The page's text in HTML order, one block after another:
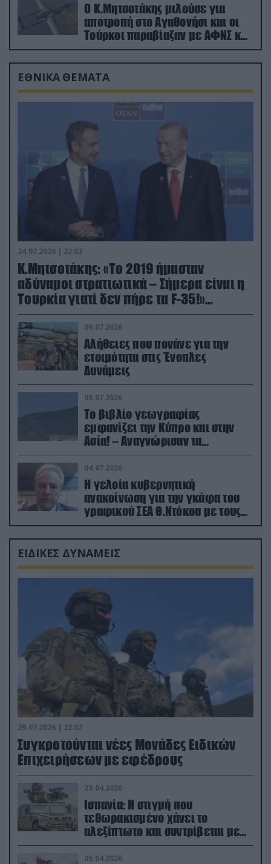
Ο Κ.Μητσοτάκης μιλούσε για
αποτροπή στο Αγαθονήσι και οι
Τούρκοι παραβίαζαν με ΑΦΝΣ και
drone
ΕΘΝΙΚΑ ΘΕΜΑΤΑ
24.07.2026 | 22:02
Κ.Μητσοτάκης: «Το 2019 ήμασταν
αδύναμοι στρατιωτικά – Σήμερα είναι η
Τουρκία γιατί δεν πήρε τα F-35!»
(βίντεο)
09.07.2026
Αλήθειες που πονάνε για την
ετοιμότητα στις Ένοπλες
Δυνάμεις
08.07.2026
Το βιβλίο γεωγραφίας
εμφανίζει την Κύπρο και στην
Ασία! – Αναγνώρισαν τα
κατεχόμενα; (φωτο)
04.07.2026
Η γελοία κυβερνητική
ανακοίνωση για την γκάφα του
γραφικού ΣΕΑ Θ.Ντόκου με τους
Ρώσους φαρσέρ
ΕΙΔΙΚΕΣ ΔΥΝΑΜΕΙΣ
29.07.2026 | 22:02
Συγκροτούνται νέες Μονάδες Ειδικών
Επιχειρήσεων με εφέδρους
23.04.2026
Ισπανία: Η στιγμή που
τεθωρακισμένο χάνει το
αλεξίπτωτο και συντρίβεται με
ορμή στο έδαφος (βίντεο)
05.04.2026